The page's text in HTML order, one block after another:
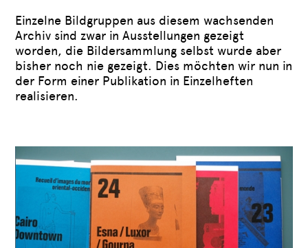
Einzelne Bildgruppen aus diesem wachsenden
Archiv sind zwar in Ausstellungen gezeigt
worden, die Bildersammlung selbst wurde aber
bisher noch nie gezeigt. Dies möchten wir nun in
der Form einer Publikation in Einzelheften
realisieren.